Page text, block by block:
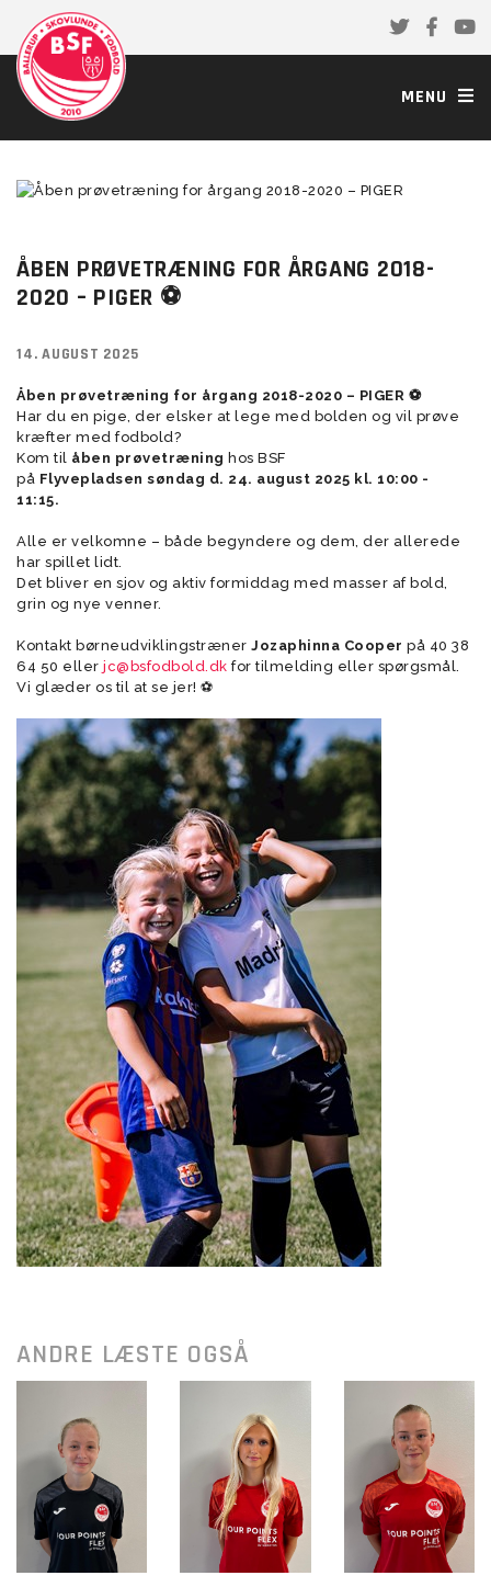
MENU
ÅBEN PRØVETRÆNING FOR ÅRGANG 2018-
2020 – PIGER ⚽
14. AUGUST 2025
Åben prøvetræning for årgang 2018-2020 – PIGER ⚽
Har du en pige, der elsker at lege med bolden og vil prøve
kræfter med fodbold?
Kom til åben prøvetræning hos BSF
på Flyvepladsen søndag d. 24. august 2025 kl. 10:00 -
11:15.
Alle er velkomne – både begyndere og dem, der allerede
har spillet lidt.
Det bliver en sjov og aktiv formiddag med masser af bold,
grin og nye venner.
Kontakt børneudviklingstræner Jozaphinna Cooper på 40 38
64 50 eller jc@bsfodbold.dk for tilmelding eller spørgsmål.
Vi glæder os til at se jer! ⚽
ANDRE LÆSTE OGSÅ